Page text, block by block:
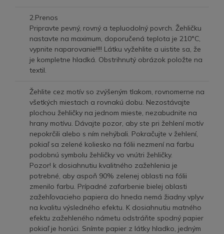
2.Prenos
Pripravte pevný, rovný a tepluodolný povrch. Žehličku
nastavte na maximum, doporučená teplota je 210°C,
vypnite naparovanie!!!! Látku vyžehlite a uistite sa, že
je kompletne hladká. Obstrihnutý obrázok položte na
textil.
Žehlite cez motív so zvýšeným tlakom, rovnomerne na
všetkých miestach a rovnakú dobu. Nezostávajte
plochou žehličky na jednom mieste, nezabudnite na
hrany motívu. Dávajte pozor, aby ste pri žehlení motív
nepokrčili alebo s ním nehýbali. Pokračujte v žehlení,
pokiaľ sa zelené koliesko na fólii nezmení na farbu
podobnú symbolu žehličky vo vnútri žehličky.
Pozor! k dosiahnutiu kvalitného zažehlenia je
potrebné, aby aspoň 90% zelenej oblasti na fólii
zmenilo farbu. Prípadné zafarbenie bielej oblasti
zažehľovacieho papiera do hneda nemá žiadny vplyv
na kvalitu výsledného efektu. K dosiahnutiu matného
efektu zažehleného námetu odstráňte spodný papier
pokiaľ je horúci. Snímte papier z látky hladko, jedným